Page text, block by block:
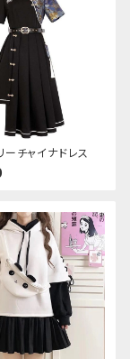
ーチャイナドレス